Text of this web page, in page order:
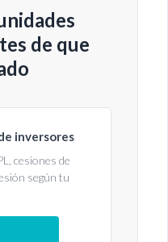
de que
inversores
cesiones de
según tu